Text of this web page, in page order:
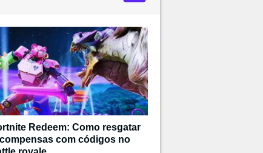
Redeem: Como resgatar
com códigos no